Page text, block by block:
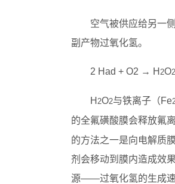
空气被供应给另一
副产物过氧化氢。
2 Had + O2 → H 2O2
H 2O2与铁离子（Fe
的全氟磺酸膜会释放氟
的方法之一是向电解质
剂会移动到膜内造成效
源——过氧化氢的生成速